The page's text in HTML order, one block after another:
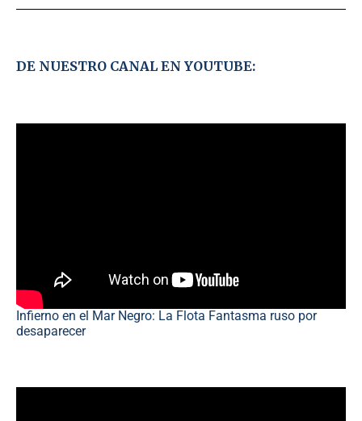
DE NUESTRO CANAL EN YOUTUBE:
Infierno en el Mar Negro: La Flota Fantasma ruso por
desaparecer